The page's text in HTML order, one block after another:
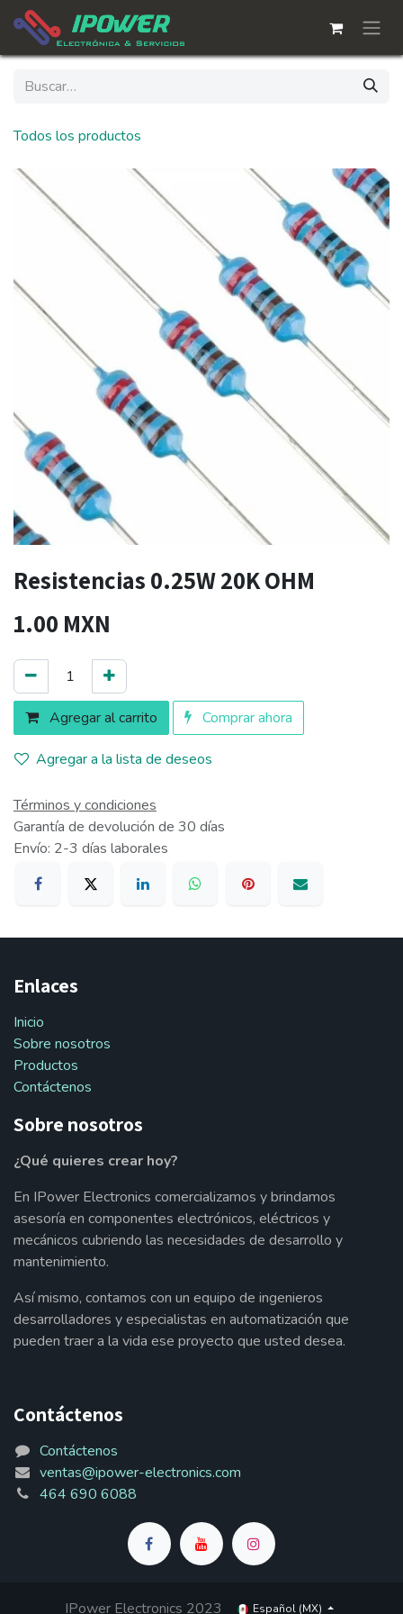
Ir al contenido
Todos los productos
Resistencias 0.25W 20K OHM
1.00 MXN
Agregar al carrito Comprar ahora
Agregar a la lista de deseos
Términos y condiciones
Garantía de devolución de 30 días
Envío: 2-3 días laborales
Enlaces
Inicio
Sobre nosotros
Productos
Contáctenos
Sobre nosotros
¿Qué quieres crear hoy?
En IPower Electronics comercializamos y brindamos
asesoría en componentes electrónicos, eléctricos y
mecánicos cubriendo las necesidades de desarrollo y
mantenimiento.
Así mismo, contamos con un equipo de ingenieros
desarrolladores y especialistas en automatización que
pueden traer a la vida ese proyecto que usted desea.
Contáctenos
Contáctenos
ventas@ipower-electronics.com
464 690 6088
IPower Electronics 2023 Español (MX)